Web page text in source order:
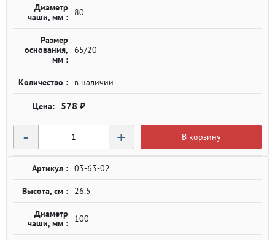
Диаметр
чаши, мм :
80
Размер
основания,
мм :
65/20
Количество : в наличии
578 ₽
- + В корзину
Артикул : 03-63-02
Высота, см : 26.5
Диаметр
чаши, мм :
100